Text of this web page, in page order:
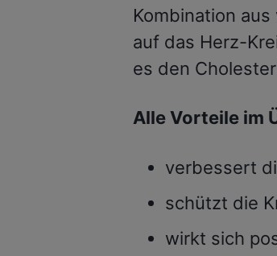
Kombination
auf das Herz-
es den
Alle Vorteile im
verbessert
schützt die
wirkt sich